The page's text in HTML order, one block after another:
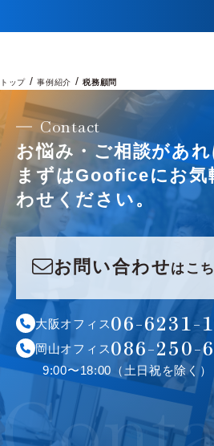
トップ /事例紹介 /税務顧問
Contact
お悩み・ご相談があれ
まずはGooficeにお気
わせください。
お問い合わせはこ
お問い合わせはこ
大阪オフィス06-6231-
岡山オフィス086-250-
9:00〜18:00（土日祝を除く）